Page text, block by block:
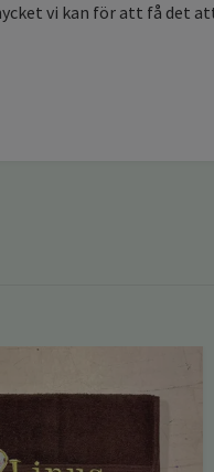
vi kan för att få det